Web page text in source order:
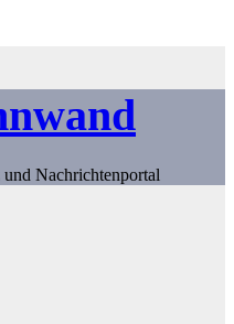
Nachrichtenportal